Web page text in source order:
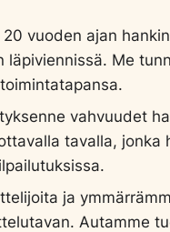
vuoden ajan
läpiviennissä. Me
vahvuudet
tavalla, jonka
ja
Autamme